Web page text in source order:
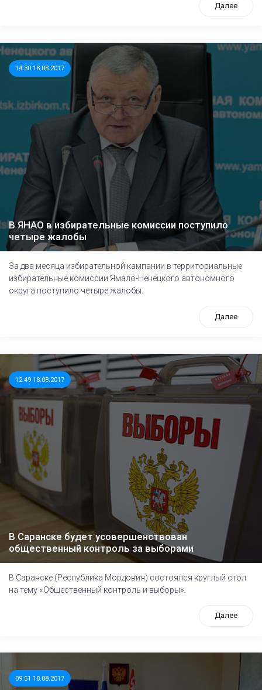
Далее
14:30 18.08.2017
В ЯНАО в избирательные комиссии поступило
четыре жалобы
За два месяца избирательной кампании в территориальные
избирательные комиссии Ямало-Ненецкого автономного
округа поступило четыре жалобы.
Далее
12:49 18.08.2017
В Саранске будет усовершенствован
общественный контроль за выборами
В Саранске (Республика Мордовия) состоялся круглый стол
на тему «Общественный контроль и выборы».
Далее
09:51 18.08.2017